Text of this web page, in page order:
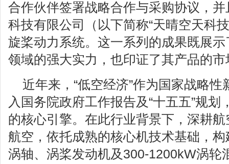
合作伙伴签署战略合作与采购协议，
科技有限公司（以下简称“天晴空天科
旋桨动力系统。这一系列的成果既展
领域的强大实力，也印证了其产品的
近年来，“低空经济”作为国家战略
入国务院政府工作报告及“十五五”规
的核心引擎。在此行业背景下，深耕
航空，依托成熟的核心机技术基础，
涡轴、涡桨发动机及300-1200kW涡轮